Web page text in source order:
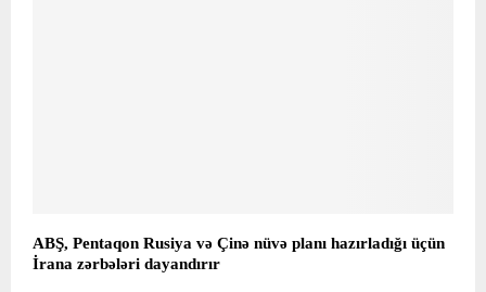
ABŞ, Pentaqon Rusiya və Çinə nüvə planı hazırladığı üçün
İrana zərbələri dayandırır